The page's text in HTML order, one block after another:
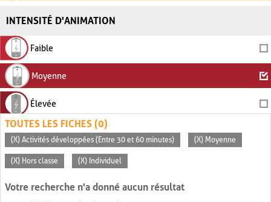
INTENSITÉ D'ANIMATION
Faible
Moyenne
Élevée
TOUTES LES FICHES (0)
(X) Activités développées (Entre 30 et 60 minutes) (X) Moyenne
(X) Hors classe (X) Individuel
Votre recherche n'a donné aucun résultat